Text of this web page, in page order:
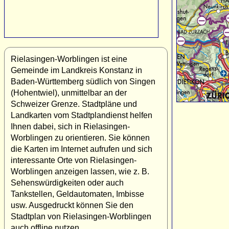
Rielasingen-Worblingen ist eine
Gemeinde im Landkreis Konstanz in
Baden-Württemberg südlich von Singen
(Hohentwiel), unmittelbar an der
Schweizer Grenze. Stadtpläne und
Landkarten vom Stadtplandienst helfen
Ihnen dabei, sich in Rielasingen-
Worblingen zu orientieren. Sie können
die Karten im Internet aufrufen und sich
interessante Orte von Rielasingen-
Worblingen anzeigen lassen, wie z. B.
Sehenswürdigkeiten oder auch
Tankstellen, Geldautomaten, Imbisse
usw. Ausgedruckt können Sie den
Stadtplan von Rielasingen-Worblingen